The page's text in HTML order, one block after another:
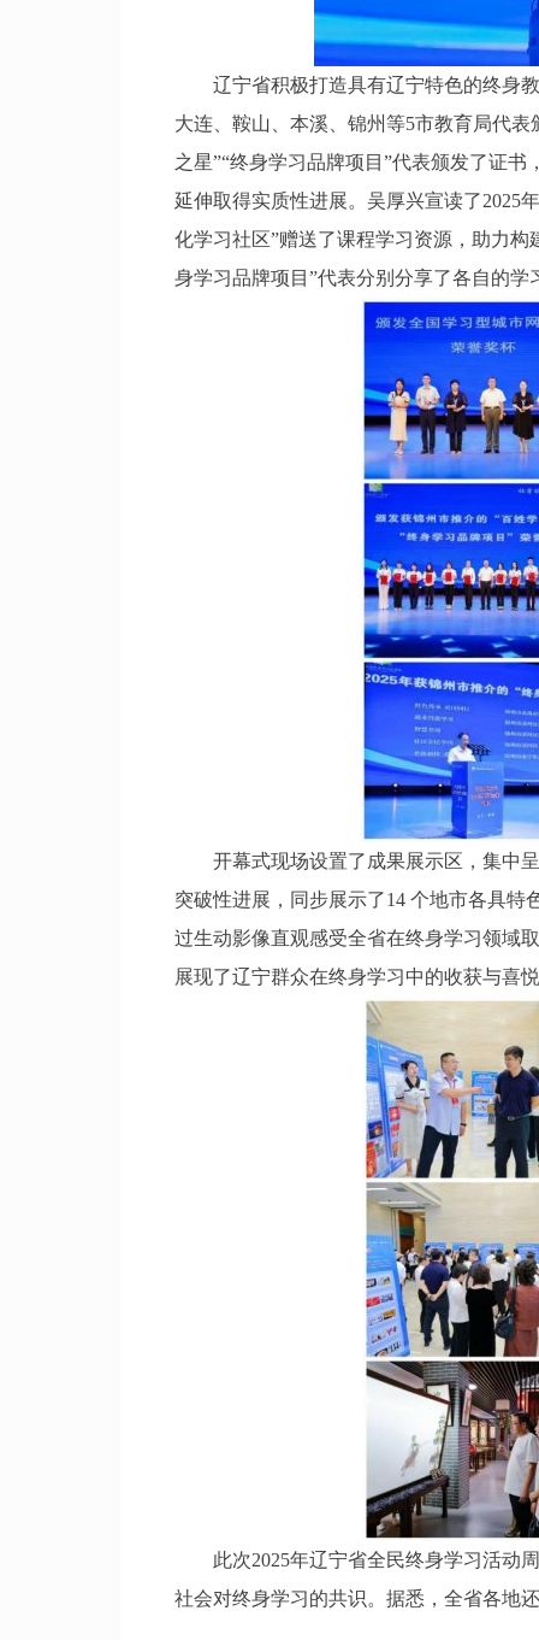
辽宁省积极打造具有辽宁特色的终身教
大连、鞍山、本溪、锦州等5市教育局代
之星”“终身学习品牌项目”代表颁发了证
延伸取得实质性进展。吴厚兴宣读了2025
化学习社区”赠送了课程学习资源，助力构
身学习品牌项目”代表分别分享了各自的
开幕式现场设置了成果展示区，集中呈
突破性进展，同步展示了14 个地市各具
过生动影像直观感受全省在终身学习领域
展现了辽宁群众在终身学习中的收获与喜
此次2025年辽宁省全民终身学习活动周
社会对终身学习的共识。据悉，全省各地